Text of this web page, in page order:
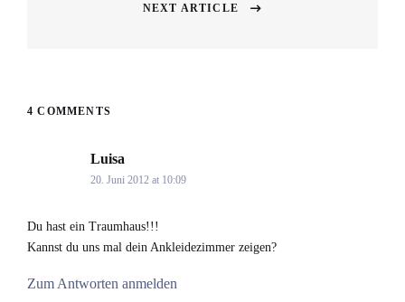
NEXT ARTICLE
4 COMMENTS
Luisa
20. Juni 2012 at 10:09
Du hast ein Traumhaus!!!
Kannst du uns mal dein Ankleidezimmer zeigen?
Zum Antworten anmelden